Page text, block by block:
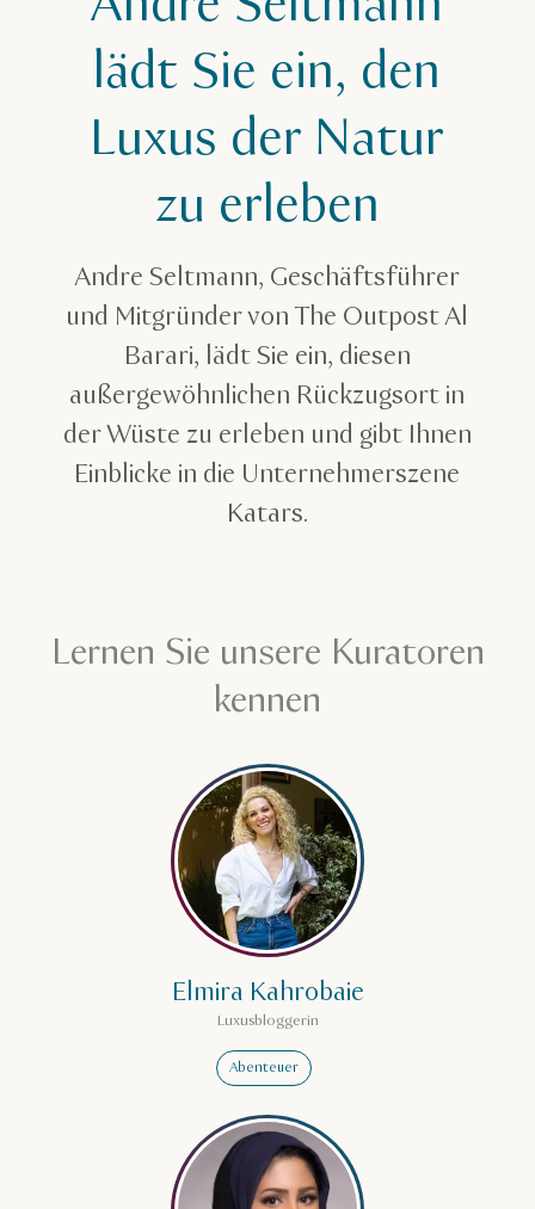
lädt Sie ein, den
Luxus der Natur
zu erleben
Andre Seltmann, Geschäftsführer
und Mitgründer von The Outpost Al
Barari, lädt Sie ein, diesen
außergewöhnlichen Rückzugsort in
der Wüste zu erleben und gibt Ihnen
Einblicke in die Unternehmerszene
Katars.
Lernen Sie unsere Kuratoren
kennen
Elmira Kahrobaie
Luxusbloggerin
Abenteuer
Mehr erfahren über Elmira
Mehr erfahren über Muna Al-